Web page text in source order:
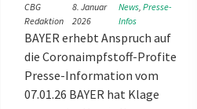
CBG
Redaktion
8. Januar
2026
News, Presse-
Infos
BAYER erhebt Anspruch auf
die Coronaimpfstoff-Profite
Presse-Information vom
07.01.26 BAYER hat Klage